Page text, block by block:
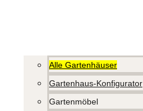
Alle Gartenhäuser
Gartenhaus-Konfigurator
Gartenmöbel